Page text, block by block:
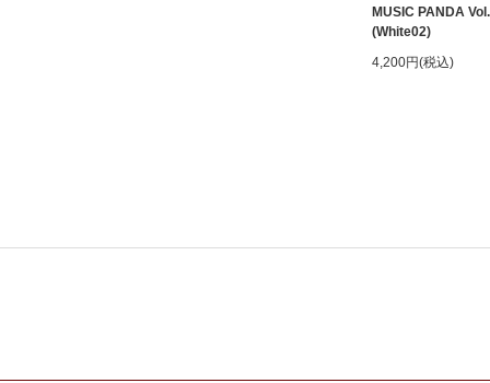
MUSIC PANDA
(White02)
4,200円(税込)